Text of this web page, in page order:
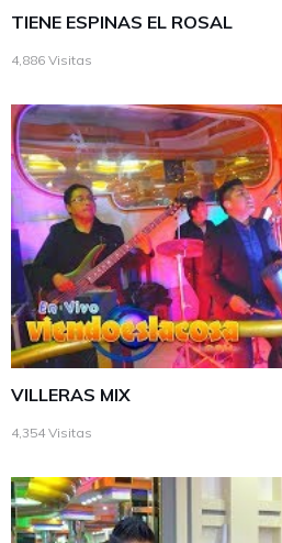
TIENE ESPINAS EL ROSAL
4,886 Visitas
VILLERAS MIX
4,354 Visitas